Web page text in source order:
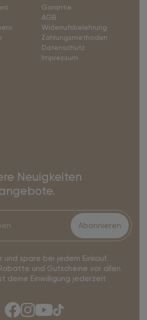
Garantie
AGB
Widerrufsbelehrung
Zahlungsmethoden
Datenschutz
Impressum
Neuigkeiten
Abonnieren
und spare bei jedem Einkauf.
und Gutscheine vor allen
deine Einwilligung jederzeit